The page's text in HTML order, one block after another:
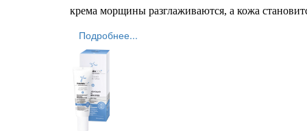
крема морщины разглаживаются, а кожа
Подробнее...